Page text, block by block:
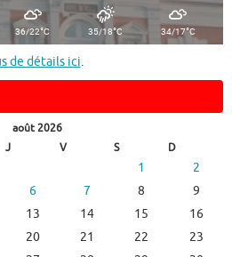
36/22°C 35/18°C 34/17°C
de détails ici.
août 2026
J V S D
1
2
6 7 8
9
13 14 15
16
20 21 22
23